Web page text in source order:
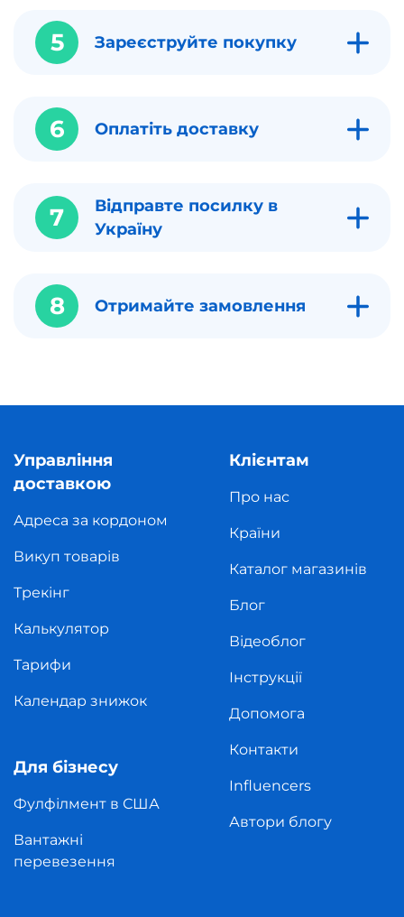
5 Зареєструйте покупку
6 Оплатіть доставку
7
Відправте посилку в
Україну
8 Отримайте замовлення
Управління
доставкою
Адреса за кордоном
Викуп товарів
Трекінг
Калькулятор
Тарифи
Календар знижок
Для бізнесу
Фулфілмент в США
Вантажні
перевезення
Клієнтам
Про нас
Країни
Каталог магазинів
Блог
Відеоблог
Інструкції
Допомога
Контакти
Influencers
Автори блогу